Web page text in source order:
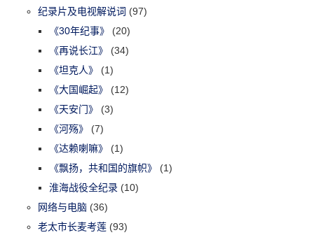
纪录片及电视解说词 (97)
《30年纪事》
(20)
《再说长江》
(34)
《坦克人》
(1)
《大国崛起》
(12)
《天安门》
(3)
《河殇》
(7)
《达赖喇嘛》
(1)
《飘扬，共和国的旗帜》
(1)
淮海战役全纪录 (10)
网络与电脑 (36)
老太市长麦考莲 (93)